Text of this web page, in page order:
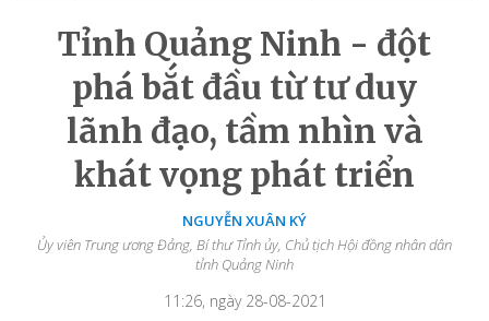
Tỉnh Quảng Ninh - đột
phá bắt đầu từ tư duy
lãnh đạo, tầm nhìn và
khát vọng phát triển
NGUYỄN XUÂN KÝ
Ủy viên Trung ương Đảng, Bí thư Tỉnh ủy, Chủ tịch Hội đồng nhân dân
tỉnh Quảng Ninh
11:26, ngày 28-08-2021